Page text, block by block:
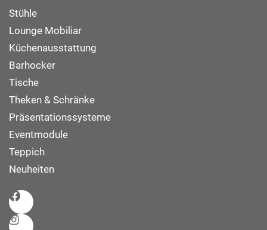
Stühle
Lounge Mobiliar
Küchenausstattung
Barhocker
Tische
Theken & Schränke
Präsentationssysteme
Eventmodule
Teppich
Neuheiten